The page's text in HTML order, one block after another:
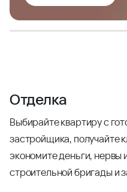
Отделка
Выбирайте квартиру с
застройщика, получайте
экономите деньги, нервы
строительной бригады и